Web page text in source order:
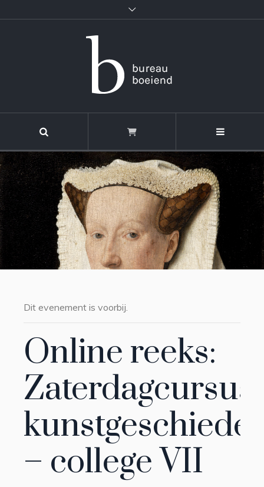
Dit evenement is voorbij.
Online reeks:
Zaterdagcursus
– college VII